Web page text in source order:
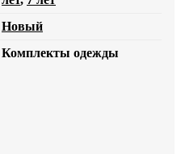
Новый
Комплекты одежды